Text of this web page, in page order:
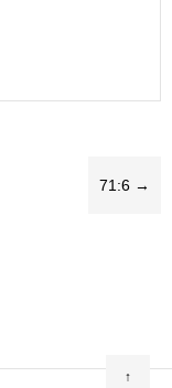
71:6 →
↑